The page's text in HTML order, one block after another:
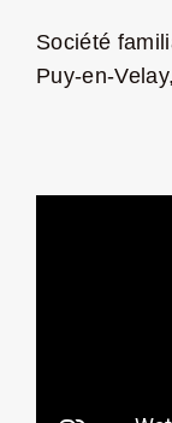
Société
Puy-en-